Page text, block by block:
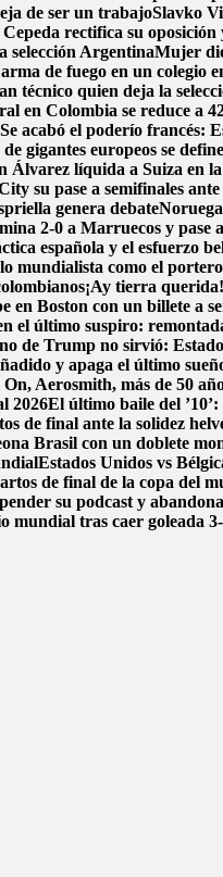
de ser un trabajoSlavko
rectifica su
selección ArgentinaMujer
de fuego en un colegio
técnico quien deja la
en Colombia se reduce a
Se acabó el poderío francés:
gigantes europeos se
Álvarez líquida a Suiza en
su pase a semifinales
genera debate
2-0 a Marruecos y pase
española y el esfuerzo
mundialista como el
¡Ay tierra
en Boston con un billete a
el último suspiro:
de Trump no sirvió:
y apaga el último
Aerosmith, más de 50
2026El último baile del
de final ante la solidez
Brasil con un doblete
Estados Unidos vs
de final de la copa del
su podcast y
mundial tras caer goleada